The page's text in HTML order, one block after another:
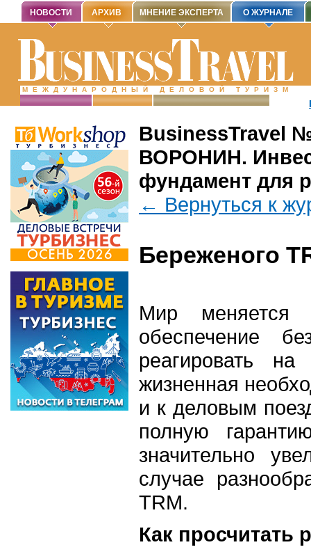
МЕЖДУНАРОДНЫЙ ДЕЛОВОЙ ТУРИЗМ
НОВОСТИ АРХИВ МНЕНИЕ ЭКСПЕРТА О ЖУРНАЛЕ
BusinessTravel
ВОРОНИН.
фундамент для
← Вернуться к
Береженого
Мир
обеспечение
реагировать
жизненная
и к деловым
полную
значительно
случае
TRM.
Как просчитать